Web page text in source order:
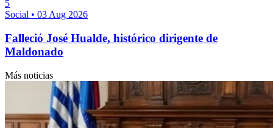
5
Social • 03 Aug 2026
Falleció José Hualde, histórico dirigente de
Maldonado
Más noticias